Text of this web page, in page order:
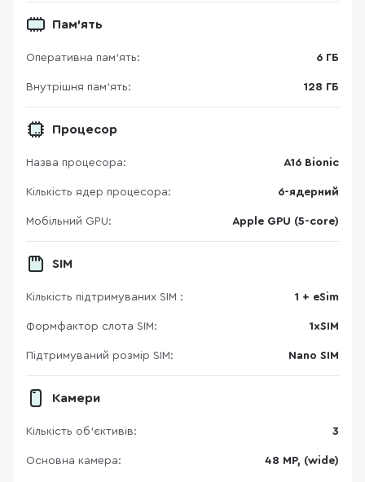
Пам'ять
Оперативна пам'ять: 6 ГБ
Внутрішня пам'ять: 128 ГБ
Процесор
Назва процесора: A16 Bionic
Кількість ядер процесора: 6-ядерний
Мобільний GPU: Apple GPU (5-core)
SIM
Кількість підтримуваних SIM : 1 + eSim
Формфактор слота SIM: 1xSIM
Підтримуваний розмір SIM: Nano SIM
Камери
Кількість об'єктивів: 3
Основна камера: 48 MP, (wide)